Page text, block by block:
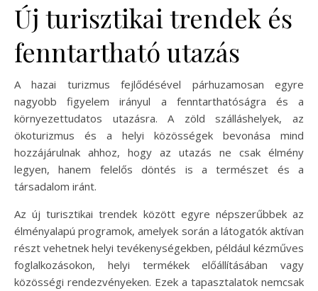
Új turisztikai trendek és
fenntartható utazás
A hazai turizmus fejlődésével párhuzamosan egyre
nagyobb figyelem irányul a fenntarthatóságra és a
környezettudatos utazásra. A zöld szálláshelyek, az
ökoturizmus és a helyi közösségek bevonása mind
hozzájárulnak ahhoz, hogy az utazás ne csak élmény
legyen, hanem felelős döntés is a természet és a
társadalom iránt.
Az új turisztikai trendek között egyre népszerűbbek az
élményalapú programok, amelyek során a látogatók aktívan
részt vehetnek helyi tevékenységekben, például kézműves
foglalkozásokon, helyi termékek előállításában vagy
közösségi rendezvényeken. Ezek a tapasztalatok nemcsak